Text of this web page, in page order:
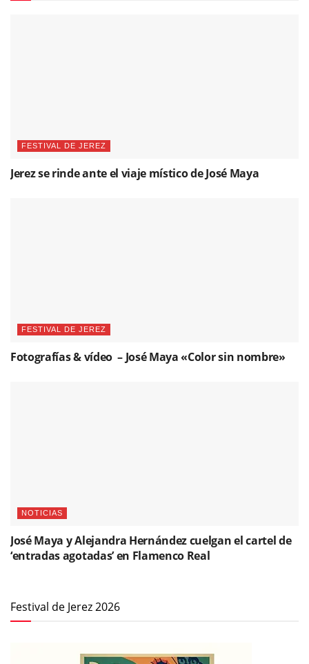
FESTIVAL DE JEREZ
Jerez se rinde ante el viaje místico de José Maya
FESTIVAL DE JEREZ
Fotografías & vídeo – José Maya «Color sin nombre»
NOTICIAS
José Maya y Alejandra Hernández cuelgan el cartel de
‘entradas agotadas’ en Flamenco Real
Festival de Jerez 2026